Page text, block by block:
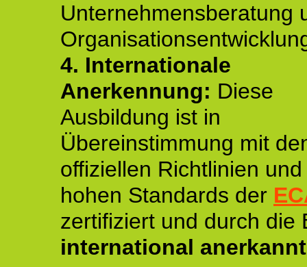
Unternehmensberatung
4. Internationale
Anerkennung: Diese
Ausbildung ist in
Übereinstimmung mit
offiziellen Richtlinien
hohen Standards der
zertifiziert und durch die
international